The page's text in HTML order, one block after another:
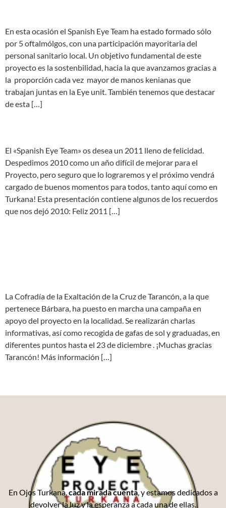
En esta ocasión el Spanish Eye Team ha estado formado sólo
por 5 oftalmólgos, con una participación mayoritaria del
personal sanitario local. Un objetivo fundamental de este
proyecto es la sostenbilidad, hacia la que avanzamos gracias a
la proporción cada vez mayor de manos kenianas que
trabajan juntas en la Eye unit. También tenemos que destacar
de esta […]
El «Spanish Eye Team» os desea un 2011 lleno de felicidad.
Despedimos 2010 como un año difícil de mejorar para el
Proyecto, pero seguro que lo lograremos y el próximo vendrá
cargado de buenos momentos para todos, tanto aquí como en
Turkana! Esta presentación contiene algunos de los recuerdos
que nos dejó 2010: Feliz 2011 […]
La Cofradía de la Exaltación de la Cruz de Tarancón, a la que
pertenece Bárbara, ha puesto en marcha una campaña en
apoyo del proyecto en la localidad. Se realizarán charlas
informativas, así como recogida de gafas de sol y graduadas, en
diferentes puntos hasta el 23 de diciembre . ¡Muchas gracias
Tarancón! Más información […]
En Ojos Turkana, cada mirada cuenta, y estamos dedicados a
devolver la luz y la esperanza a cada una de ellas.